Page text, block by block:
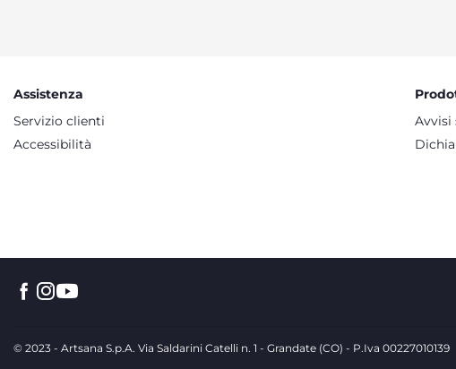
Assistenza
Servizio clienti
Accessibilità
Avvisi
© 2023 - Artsana S.p.A. Via Saldarini Catelli n. 1 - Grandate (CO) - P.Iva 00227010139